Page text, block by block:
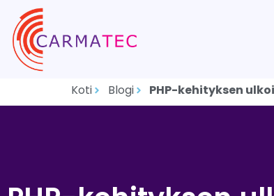
Koti Blogi PHP-kehityksen